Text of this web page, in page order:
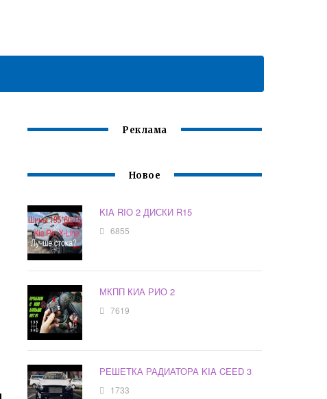
Реклама
Новое
KIA RIO 2 ДИСКИ R15
6855
МКПП КИА РИО 2
7619
РЕШЕТКА РАДИАТОРА KIA CEED 3
1733